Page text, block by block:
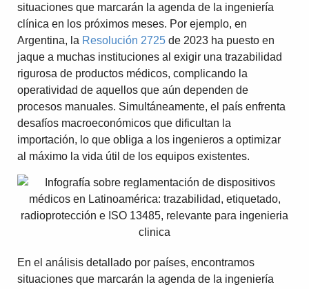
situaciones que marcarán la agenda de la ingeniería
clínica en los próximos meses. Por ejemplo, en
Argentina, la Resolución 2725 de 2023 ha puesto en
jaque a muchas instituciones al exigir una trazabilidad
rigurosa de productos médicos, complicando la
operatividad de aquellos que aún dependen de
procesos manuales. Simultáneamente, el país enfrenta
desafíos macroeconómicos que dificultan la
importación, lo que obliga a los ingenieros a optimizar
al máximo la vida útil de los equipos existentes.
En el análisis detallado por países, encontramos
situaciones que marcarán la agenda de la ingeniería